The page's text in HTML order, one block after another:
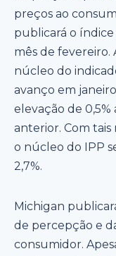
preços ao
publicará o
mês de fevereiro.
núcleo do
avanço em
elevação de 0,5%
anterior. Com tais
o núcleo do IPP
2,7%.
Michigan
de percepção e
consumidor.